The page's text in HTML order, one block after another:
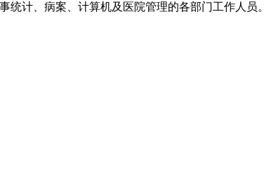
计、病案、计算机及医院管理的各部门工作人员。